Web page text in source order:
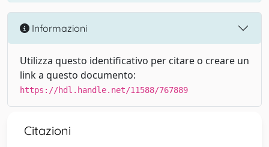
Informazioni
Utilizza questo identificativo per citare o creare un
link a questo documento:
https://hdl.handle.net/11588/767889
Citazioni